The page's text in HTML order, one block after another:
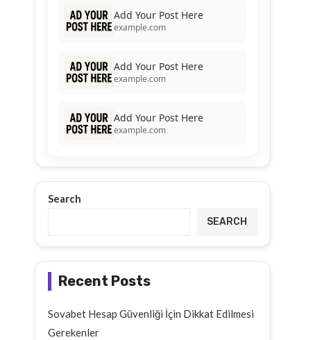
Add Your Post Here
example.com
Add Your Post Here
example.com
Add Your Post Here
example.com
Search
SEARCH
Recent Posts
Sovabet Hesap Güvenliği İçin Dikkat Edilmesi
Gerekenler